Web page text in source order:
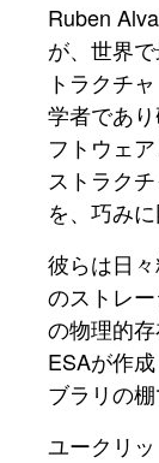
Ruben
が、世界
トラクチ
学者であ
フトウェ
ストラク
を、巧み
彼らは日
のストレ
の物理的
ESAが作
ブラリの
ユークリ